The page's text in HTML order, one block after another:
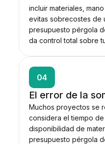
incluir materiales,
evitas sobrecostes de
presupuesto pérgola
da control total sobre
04
El error de la
Muchos proyectos se
considera el tiempo
disponibilidad de
presupuesto pérgola